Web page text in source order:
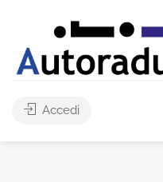
Accedi